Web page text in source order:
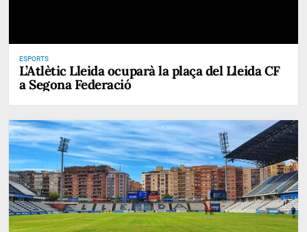
ESPORTS
L’Atlètic Lleida ocuparà la plaça del Lleida CF
a Segona Federació